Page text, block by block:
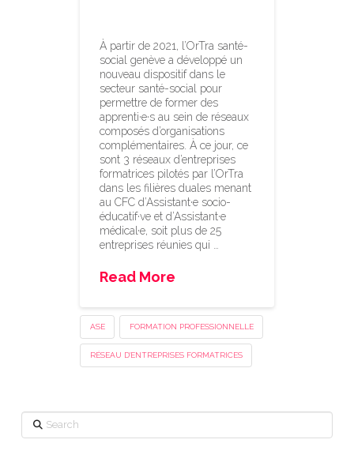
À partir de 2021, l’OrTra santé-
social genève a développé un
nouveau dispositif dans le
secteur santé-social pour
permettre de former des
apprenti·e·s au sein de réseaux
composés d’organisations
complémentaires. À ce jour, ce
sont 3 réseaux d’entreprises
formatrices pilotés par l’OrTra
dans les filières duales menant
au CFC d’Assistant·e socio-
éducatif·ve et d’Assistant·e
médical·e, soit plus de 25
entreprises réunies qui …
Read More
ASE FORMATION PROFESSIONNELLE
RÉSEAU D'ENTREPRISES FORMATRICES
Search